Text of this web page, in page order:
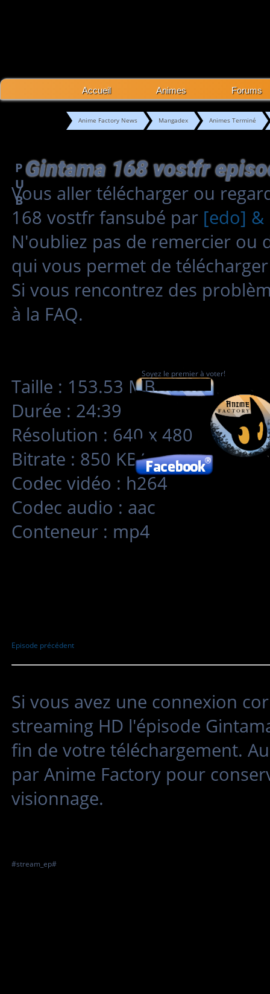
Accueil Animes Forums
Anime Factory News Mangadex Animes Terminé
P
U
B
Gintama 168 vostfr
Vous aller télécharger ou
168 vostfr fansubé par [edo] &
N'oubliez pas de remercier ou
qui vous permet de
Si vous rencontrez des
à la FAQ.
Taille : 153.53 MB
Durée : 24:39
Résolution : 640 x 480
Bitrate : 850 KB/s
Codec vidéo : h264
Codec audio : aac
Conteneur : mp4
Soyez le premier à voter!
Episode précédent
Si vous avez une connexion
streaming HD l'épisode
fin de votre téléchargement.
par Anime Factory pour
visionnage.
#stream_ep#